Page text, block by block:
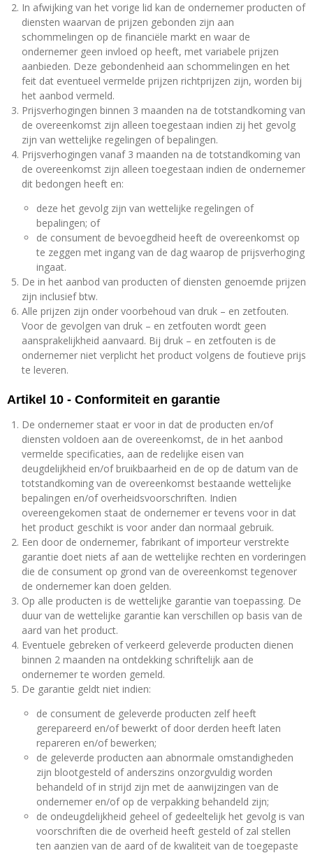
In afwijking van het vorige lid kan de ondernemer producten of
diensten waarvan de prijzen gebonden zijn aan
schommelingen op de financiële markt en waar de
ondernemer geen invloed op heeft, met variabele prijzen
aanbieden. Deze gebondenheid aan schommelingen en het
feit dat eventueel vermelde prijzen richtprijzen zijn, worden bij
het aanbod vermeld.
Prijsverhogingen binnen 3 maanden na de totstandkoming van
de overeenkomst zijn alleen toegestaan indien zij het gevolg
zijn van wettelijke regelingen of bepalingen.
Prijsverhogingen vanaf 3 maanden na de totstandkoming van
de overeenkomst zijn alleen toegestaan indien de ondernemer
dit bedongen heeft en:
deze het gevolg zijn van wettelijke regelingen of
bepalingen; of
de consument de bevoegdheid heeft de overeenkomst op
te zeggen met ingang van de dag waarop de prijsverhoging
ingaat.
De in het aanbod van producten of diensten genoemde prijzen
zijn inclusief btw.
Alle prijzen zijn onder voorbehoud van druk – en zetfouten.
Voor de gevolgen van druk – en zetfouten wordt geen
aansprakelijkheid aanvaard. Bij druk – en zetfouten is de
ondernemer niet verplicht het product volgens de foutieve prijs
te leveren.
Artikel 10 - Conformiteit en garantie
De ondernemer staat er voor in dat de producten en/of
diensten voldoen aan de overeenkomst, de in het aanbod
vermelde specificaties, aan de redelijke eisen van
deugdelijkheid en/of bruikbaarheid en de op de datum van de
totstandkoming van de overeenkomst bestaande wettelijke
bepalingen en/of overheidsvoorschriften. Indien
overeengekomen staat de ondernemer er tevens voor in dat
het product geschikt is voor ander dan normaal gebruik.
Een door de ondernemer, fabrikant of importeur verstrekte
garantie doet niets af aan de wettelijke rechten en vorderingen
die de consument op grond van de overeenkomst tegenover
de ondernemer kan doen gelden.
Op alle producten is de wettelijke garantie van toepassing. De
duur van de wettelijke garantie kan verschillen op basis van de
aard van het product.
Eventuele gebreken of verkeerd geleverde producten dienen
binnen 2 maanden na ontdekking schriftelijk aan de
ondernemer te worden gemeld.
De garantie geldt niet indien:
de consument de geleverde producten zelf heeft
gerepareerd en/of bewerkt of door derden heeft laten
repareren en/of bewerken;
de geleverde producten aan abnormale omstandigheden
zijn blootgesteld of anderszins onzorgvuldig worden
behandeld of in strijd zijn met de aanwijzingen van de
ondernemer en/of op de verpakking behandeld zijn;
de ondeugdelijkheid geheel of gedeeltelijk het gevolg is van
voorschriften die de overheid heeft gesteld of zal stellen
ten aanzien van de aard of de kwaliteit van de toegepaste